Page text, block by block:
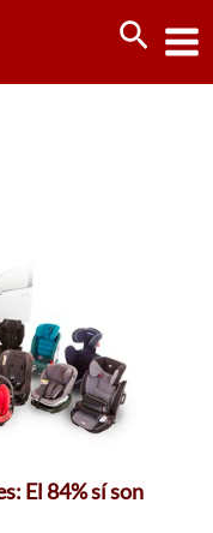
El 84% sí son